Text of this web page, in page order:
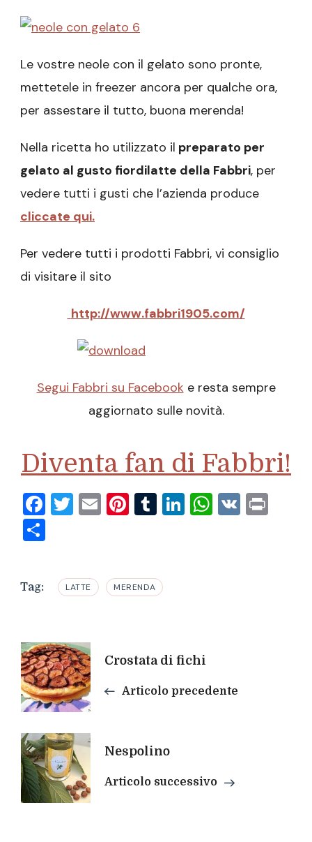
Le vostre neole con il gelato sono pronte,
mettetele in freezer ancora per qualche ora,
per assestare il tutto, buona merenda!
Nella ricetta ho utilizzato il preparato per
gelato al gusto fiordilatte della Fabbri, per
vedere tutti i gusti che l’azienda produce
cliccate qui.
Per vedere tutti i prodotti Fabbri, vi consiglio
di visitare il sito
http://www.fabbri1905.com/
Segui Fabbri su Facebook e resta sempre
aggiornato sulle novità.
Diventa fan di Fabbri!
Facebook
Twitter
EmailPinterest
Tumblr
LinkedIn
VK
Tag: LATTE MERENDA
Navigazione
articoli
Crostata di fichi
Articolo precedente
Nespolino
Articolo successivo